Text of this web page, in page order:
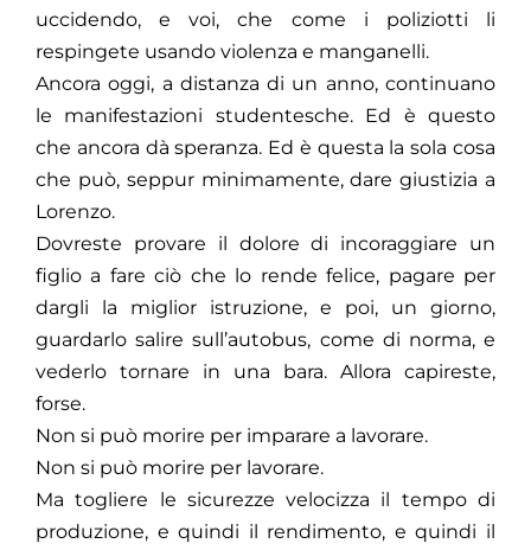
uccidendo, e voi, che come i poliziotti li
respingete usando violenza e manganelli.
Ancora oggi, a distanza di un anno, continuano
le manifestazioni studentesche. Ed è questo
che ancora dà speranza. Ed è questa la sola cosa
che può, seppur minimamente, dare giustizia a
Lorenzo.
Dovreste provare il dolore di incoraggiare un
figlio a fare ciò che lo rende felice, pagare per
dargli la miglior istruzione, e poi, un giorno,
guardarlo salire sull’autobus, come di norma, e
vederlo tornare in una bara. Allora capireste,
forse.
Non si può morire per imparare a lavorare.
Non si può morire per lavorare.
Ma togliere le sicurezze velocizza il tempo di
produzione, e quindi il rendimento, e quindi il